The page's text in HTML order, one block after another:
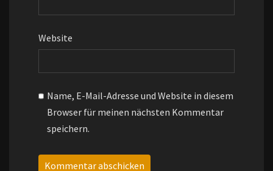
Website
Name, E-Mail-Adresse und Website in diesem
Browser für meinen nächsten Kommentar
speichern.